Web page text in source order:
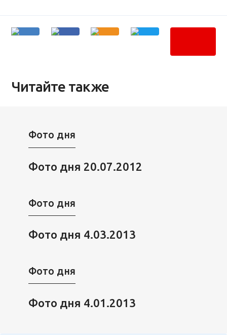
Читайте также
Фото дня
Фото дня 20.07.2012
Фото дня
Фото дня 4.03.2013
Фото дня
Фото дня 4.01.2013